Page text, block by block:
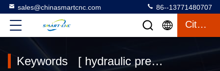
sales@chinasmartcnc.com 86--13771480707
Citation
Keywords [ hydraulic press bending machine ] Match 128 produits